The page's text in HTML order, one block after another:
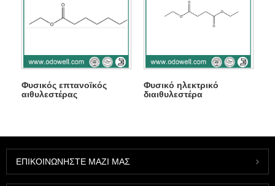
Φυσικός επτανοϊκός
αιθυλεστέρας
Φυσικό ηλεκτρικό
διαιθυλεστέρα
ΕΠΙΚΟΙΝΩΝΉΣΤΕ ΜΑΖΊ ΜΑΣ